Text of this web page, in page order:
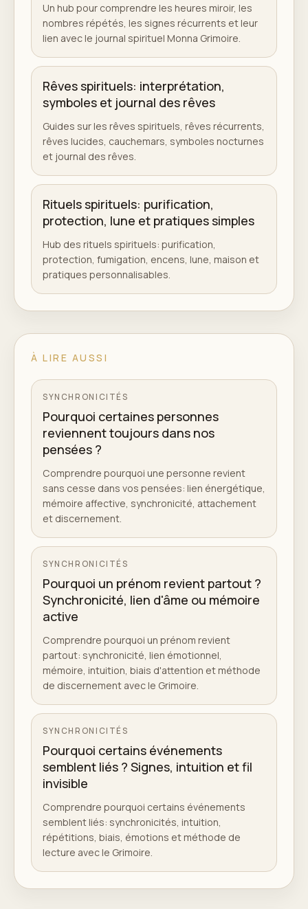
Un hub pour comprendre les heures miroir, les
nombres répétés, les signes récurrents et leur
lien avec le journal spirituel Monna Grimoire.
Rêves spirituels: interprétation,
symboles et journal des rêves
Guides sur les rêves spirituels, rêves récurrents,
rêves lucides, cauchemars, symboles nocturnes
et journal des rêves.
Rituels spirituels: purification,
protection, lune et pratiques simples
Hub des rituels spirituels: purification,
protection, fumigation, encens, lune, maison et
pratiques personnalisables.
À LIRE AUSSI
SYNCHRONICITÉS
Pourquoi certaines personnes
reviennent toujours dans nos
pensées ?
Comprendre pourquoi une personne revient
sans cesse dans vos pensées: lien énergétique,
mémoire affective, synchronicité, attachement
et discernement.
SYNCHRONICITÉS
Pourquoi un prénom revient partout ?
Synchronicité, lien d'âme ou mémoire
active
Comprendre pourquoi un prénom revient
partout: synchronicité, lien émotionnel,
mémoire, intuition, biais d'attention et méthode
de discernement avec le Grimoire.
SYNCHRONICITÉS
Pourquoi certains événements
semblent liés ? Signes, intuition et fil
invisible
Comprendre pourquoi certains événements
semblent liés: synchronicités, intuition,
répétitions, biais, émotions et méthode de
lecture avec le Grimoire.